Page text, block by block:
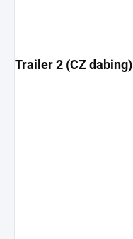
Trailer 2 (CZ dabing)